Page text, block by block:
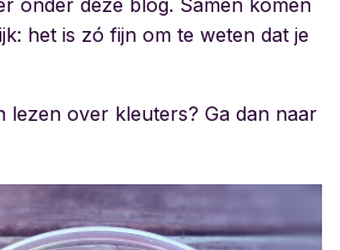
onder deze blog. Samen komen
het is zó fijn om te weten dat je
lezen over kleuters? Ga dan naar